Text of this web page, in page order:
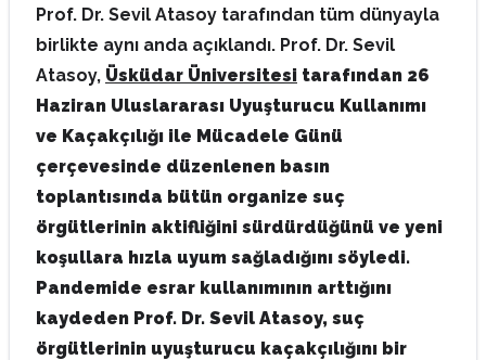
Prof. Dr. Sevil Atasoy tarafından tüm dünyayla
birlikte aynı anda açıklandı. Prof. Dr. Sevil
Atasoy, Üsküdar Üniversitesi tarafından 26
Haziran Uluslararası Uyuşturucu Kullanımı
ve Kaçakçılığı ile Mücadele Günü
çerçevesinde düzenlenen basın
toplantısında bütün organize suç
örgütlerinin aktifliğini sürdürdüğünü ve yeni
koşullara hızla uyum sağladığını söyledi.
Pandemide esrar kullanımının arttığını
kaydeden Prof. Dr. Sevil Atasoy, suç
örgütlerinin uyuşturucu kaçakçılığını bir